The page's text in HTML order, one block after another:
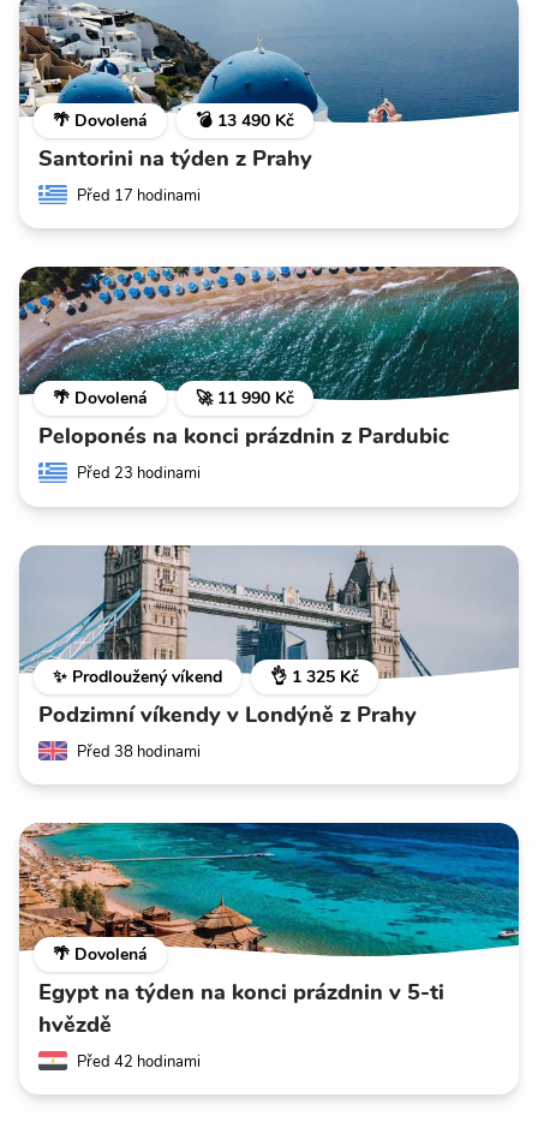
🌴 Dovolená 💣 13 490 Kč
Santorini na týden z Prahy
Před 17 hodinami
🌴 Dovolená 🚀 11 990 Kč
Peloponés na konci prázdnin z Pardubic
Před 23 hodinami
✨ Prodloužený víkend 👌 1 325 Kč
Podzimní víkendy v Londýně z Prahy
Před 38 hodinami
🌴 Dovolená
Egypt na týden na konci prázdnin v 5-ti
hvězdě
Před 42 hodinami